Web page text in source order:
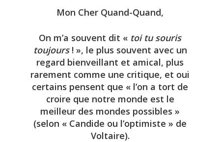
Mon Cher Quand-Quand,
On m’a souvent dit « toi tu souris
toujours! », le plus souvent avec un
regard bienveillant et amical, plus
rarement comme une critique, et oui
certains pensent que « l’on a tort de
croire que notre monde est le
meilleur des mondes possibles »
(selon « Candide ou l’optimiste » de
Voltaire).